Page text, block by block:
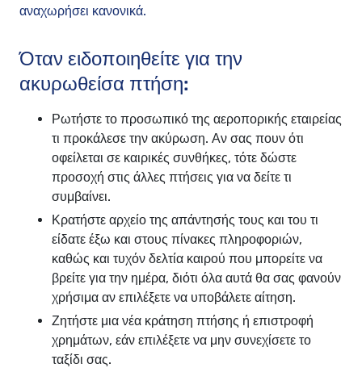
αναχωρήσει κανονικά.
Όταν ειδοποιηθείτε για την
ακυρωθείσα πτήση:
Ρωτήστε το προσωπικό της αεροπορικής εταιρείας
τι προκάλεσε την ακύρωση. Αν σας πουν ότι
οφείλεται σε καιρικές συνθήκες, τότε δώστε
προσοχή στις άλλες πτήσεις για να δείτε τι
συμβαίνει.
Κρατήστε αρχείο της απάντησής τους και του τι
είδατε έξω και στους πίνακες πληροφοριών,
καθώς και τυχόν δελτία καιρού που μπορείτε να
βρείτε για την ημέρα, διότι όλα αυτά θα σας φανούν
χρήσιμα αν επιλέξετε να υποβάλετε αίτηση.
Ζητήστε μια νέα κράτηση πτήσης ή επιστροφή
χρημάτων, εάν επιλέξετε να μην συνεχίσετε το
ταξίδι σας.